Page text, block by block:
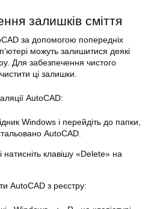
залишків сміття
за допомогою попередніх
можуть залишитися деякі
Для забезпечення чистого
ці залишки.
AutoCAD:
Windows і перейдіть до папки,
AutoCAD.
натисніть клавішу «Delete» на
AutoCAD з реєстру: